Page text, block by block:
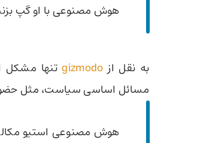
هوش مصنوعی با او گپ
به نقل ازgizmodoتنها مشکل
مسائل اساسی سیاست، مثل
هوش مصنوعی استیو